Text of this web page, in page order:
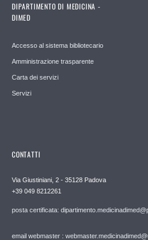
DIPARTIMENTO DI MEDICINA -
DIMED
Accesso al sistema bibliotecario
Amministrazione trasparente
Carta dei servizi
Servizi
CONTATTI
Via Giustiniani, 2 - 35128 Padova
+39 049 8212261
posta certificata:
email webmaster :